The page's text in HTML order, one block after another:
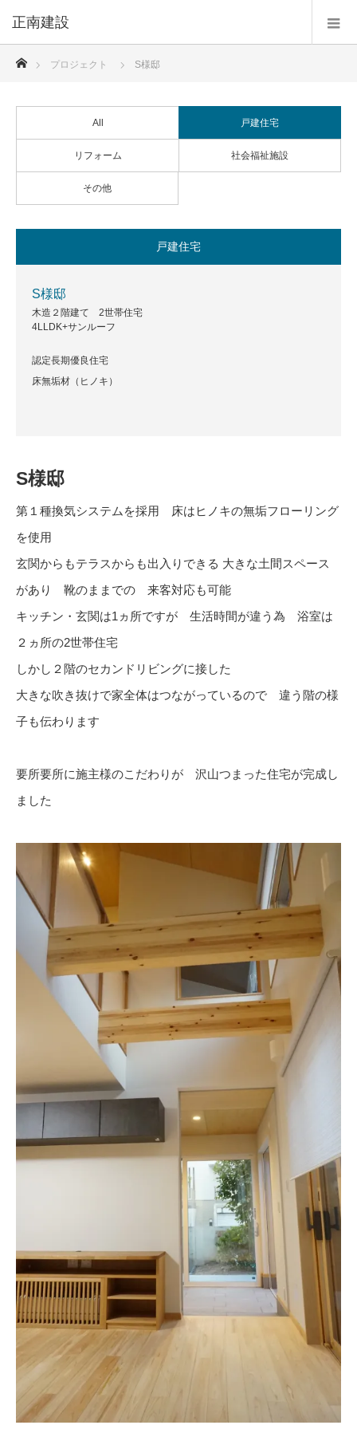
正南建設
プロジェクト S様邸
All 戸建住宅
リフォーム 社会福祉施設
その他
戸建住宅
S様邸
木造２階建て 2世帯住宅
4LLDK+サンルーフ
認定長期優良住宅
床無垢材（ヒノキ）
S様邸
第１種換気システムを採用 床はヒノキの無垢フローリング
を使用
玄関からもテラスからも出入りできる 大きな土間スペース
があり 靴のままでの 来客対応も可能
キッチン・玄関は1ヵ所ですが 生活時間が違う為 浴室は
２ヵ所の2世帯住宅
しかし２階のセカンドリビングに接した
大きな吹き抜けで家全体はつながっているので 違う階の様
子も伝わります
要所要所に施主様のこだわりが 沢山つまった住宅が完成し
ました